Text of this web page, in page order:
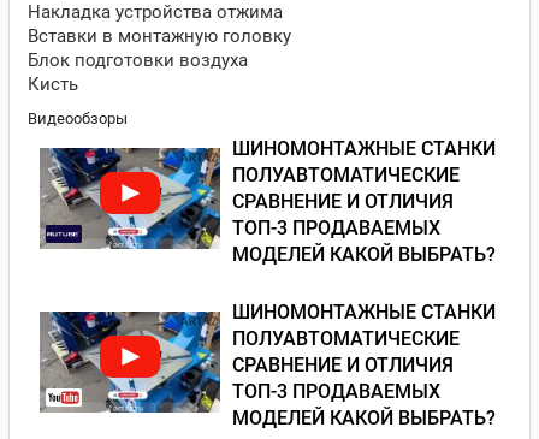
Накладка устройства отжима
Вставки в монтажную головку
Блок подготовки воздуха
Кисть
Видеообзоры
ШИНОМОНТАЖНЫЕ СТАНКИ
ПОЛУАВТОМАТИЧЕСКИЕ
СРАВНЕНИЕ И ОТЛИЧИЯ
ТОП-3 ПРОДАВАЕМЫХ
МОДЕЛЕЙ КАКОЙ ВЫБРАТЬ?
ШИНОМОНТАЖНЫЕ СТАНКИ
ПОЛУАВТОМАТИЧЕСКИЕ
СРАВНЕНИЕ И ОТЛИЧИЯ
ТОП-3 ПРОДАВАЕМЫХ
МОДЕЛЕЙ КАКОЙ ВЫБРАТЬ?